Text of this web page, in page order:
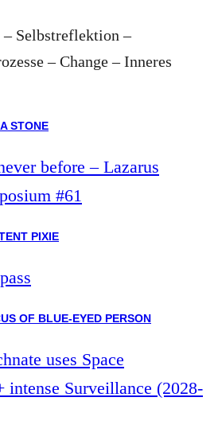
Selbstreflektion –
– Change – Inneres
before – Lazarus
#61
uses Space
intense Surveillance (2028-